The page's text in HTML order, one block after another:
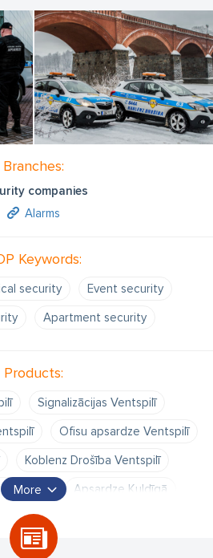
Branches:
companies
Alarms
Keywords:
security
Event security
Apartment security
Products:
Signalizācijas Ventspilī
Ofisu apsardze Ventspilī
Koblenz Drošība Ventspilī
Ventspilī
Apsardze Kuldīgā
Privātmāju apsardze Kuldīgā
Kuldīgā
More